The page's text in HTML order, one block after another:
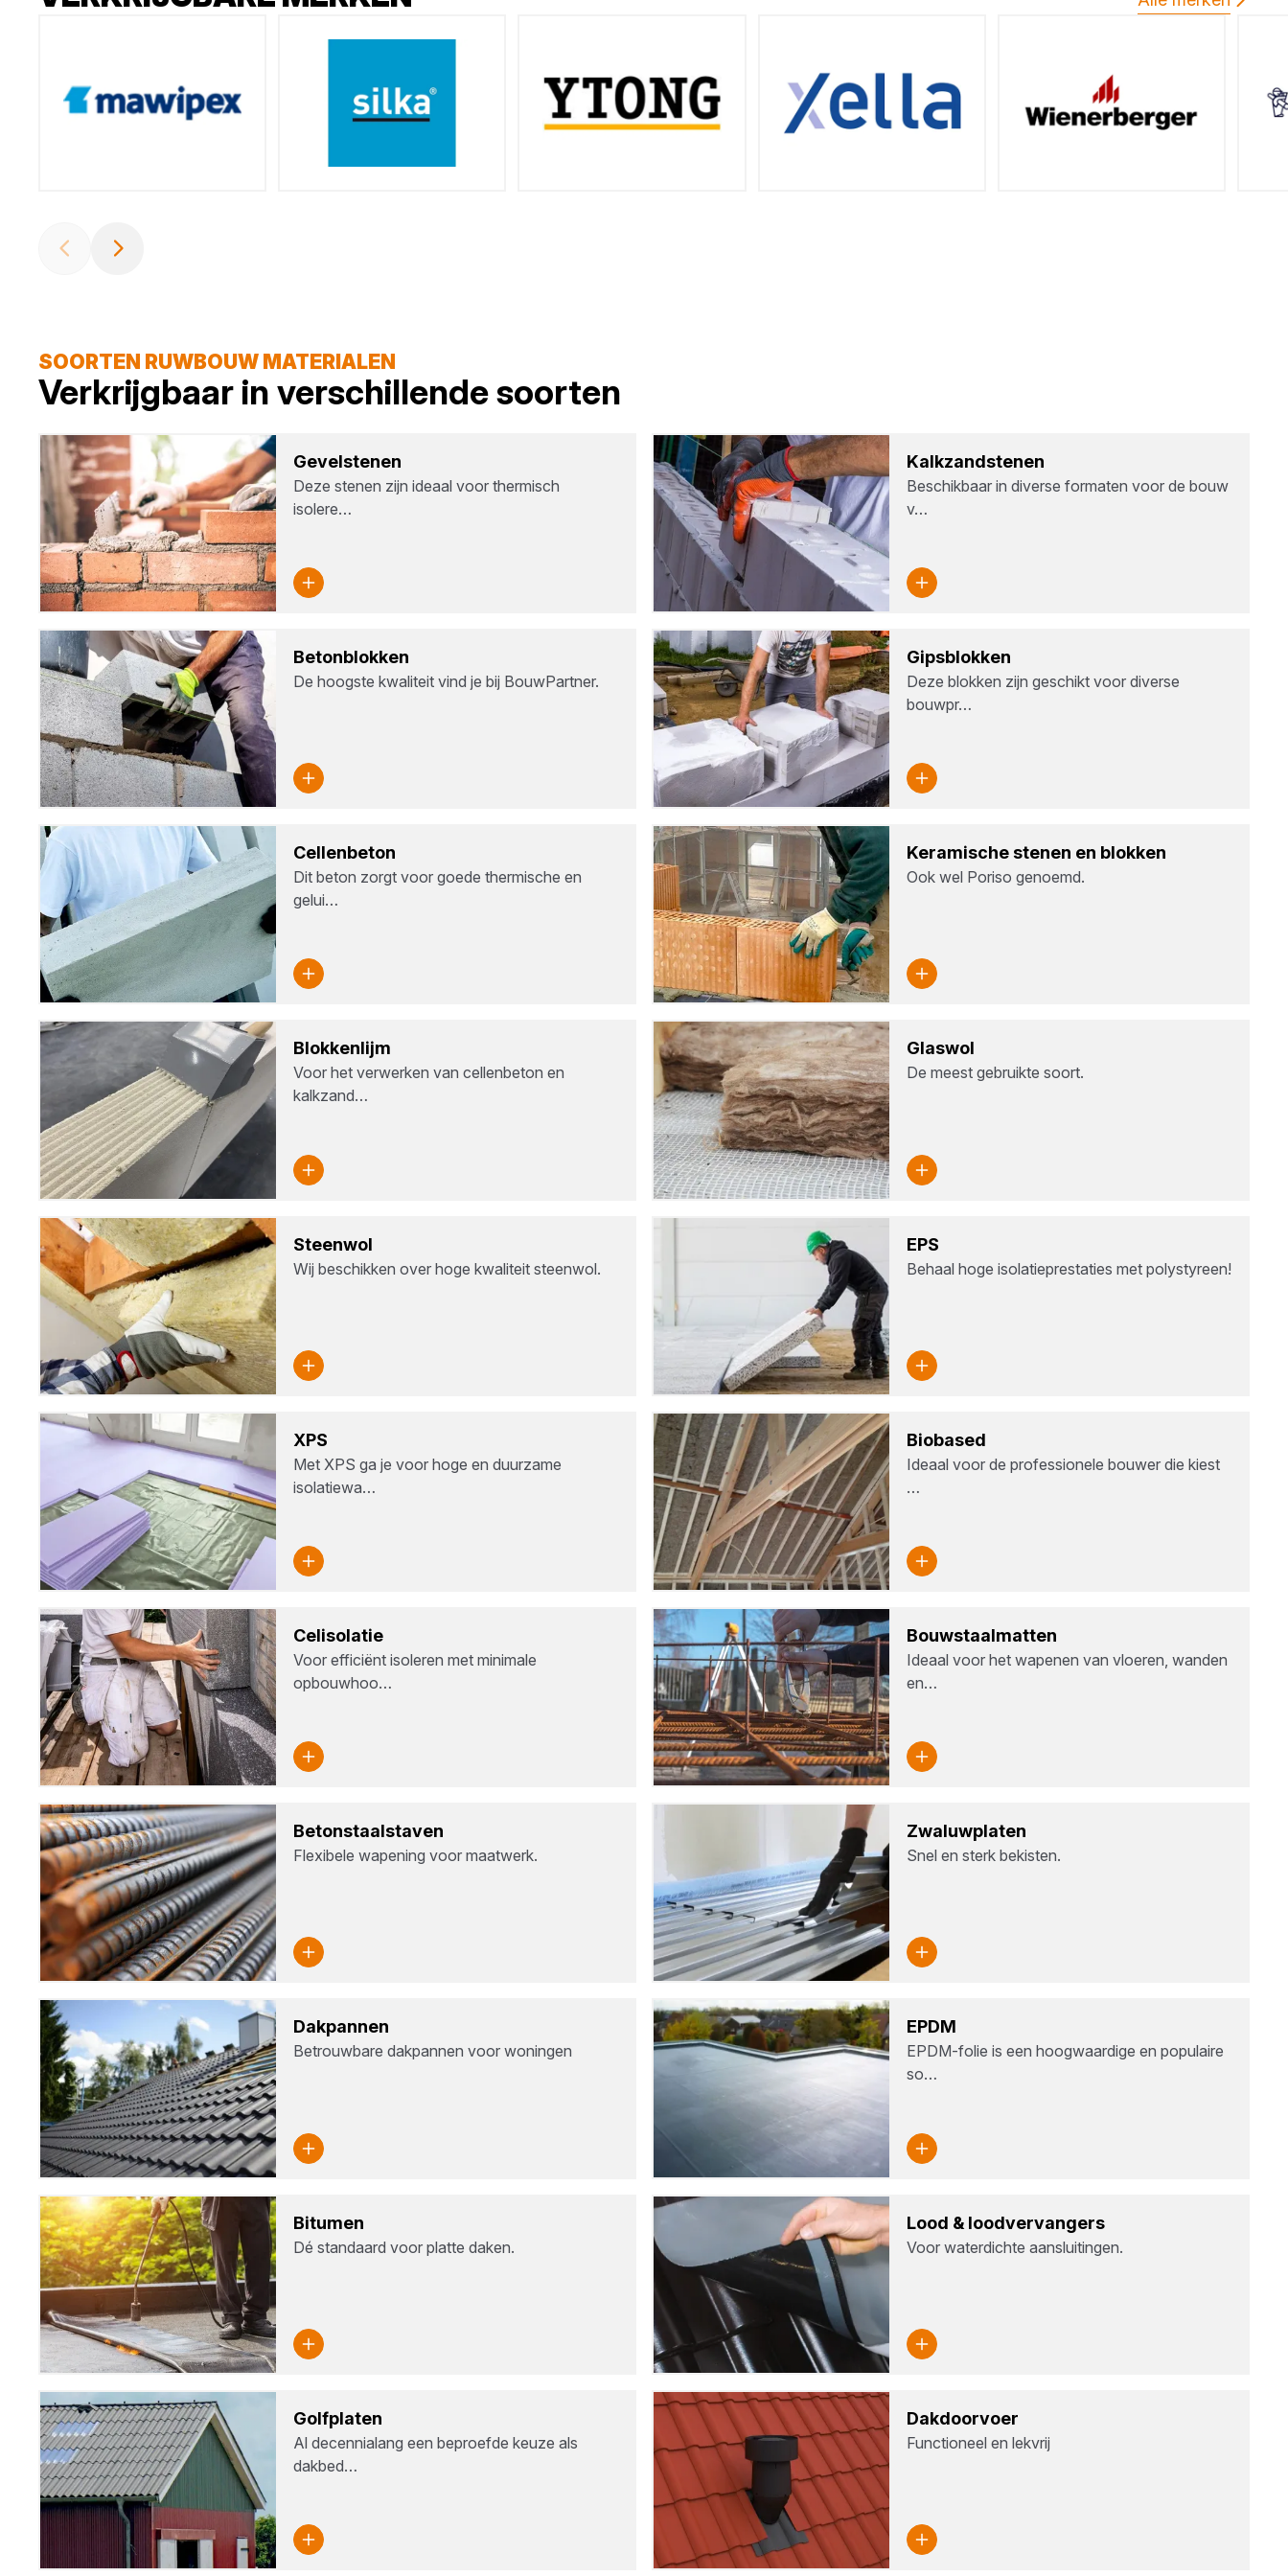
SOORTEN RUWBOUW MATERIALEN
Verkrijgbaar in verschillende soorten
Gevel­ste­nen
Deze stenen zijn ideaal voor thermisch
isolere…
Kalk­zand­ste­nen
Beschikbaar in diverse formaten voor de bouw
v…
Beton­blok­ken
De hoogste kwaliteit vind je bij BouwPartner.
Gips­blok­ken
Deze blokken zijn geschikt voor diverse
bouwpr…
Cel­len­be­ton
Dit beton zorgt voor goede thermische en
gelui…
Kera­mi­sche ste­nen en blok­ken
Ook wel Poriso genoemd.
Blok­ken­lijm
Voor het verwerken van cellenbeton en
kalkzand…
Glas­wol
De meest gebruikte soort.
Steen­wol
Wij beschikken over hoge kwaliteit steenwol.
EPS
Behaal hoge isolatieprestaties met polystyreen!
XPS
Met XPS ga je voor hoge en duurzame
isolatiewa…
Bio­ba­sed
Ideaal voor de professionele bouwer die kiest
…
Cel­iso­la­tie
Voor efficiënt isoleren met minimale
opbouwhoo…
Bouw­staal­mat­ten
Ideaal voor het wapenen van vloeren, wanden
en…
Beton­staal­sta­ven
Flexibele wapening voor maatwerk.
Zwa­luw­pla­ten
Snel en sterk bekisten.
Dak­pan­nen
Betrouwbare dakpannen voor woningen
EPDM
EPDM-folie is een hoogwaardige en populaire
so…
Bitu­men
Dé standaard voor platte daken.
Lood &lood­ver­van­gers
Voor waterdichte aansluitingen.
Golf­pla­ten
Al decennialang een beproefde keuze als
dakbed…
Dak­door­voer
Functioneel en lekvrij